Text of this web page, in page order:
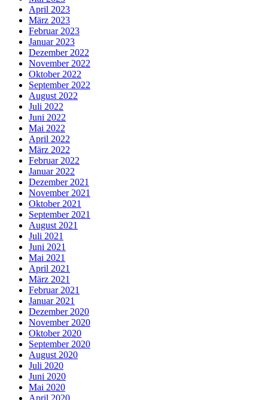
April 2023
März 2023
Februar 2023
Januar 2023
Dezember 2022
November 2022
Oktober 2022
September 2022
August 2022
Juli 2022
Juni 2022
Mai 2022
April 2022
März 2022
Februar 2022
Januar 2022
Dezember 2021
November 2021
Oktober 2021
September 2021
August 2021
Juli 2021
Juni 2021
Mai 2021
April 2021
März 2021
Februar 2021
Januar 2021
Dezember 2020
November 2020
Oktober 2020
September 2020
August 2020
Juli 2020
Juni 2020
Mai 2020
April 2020